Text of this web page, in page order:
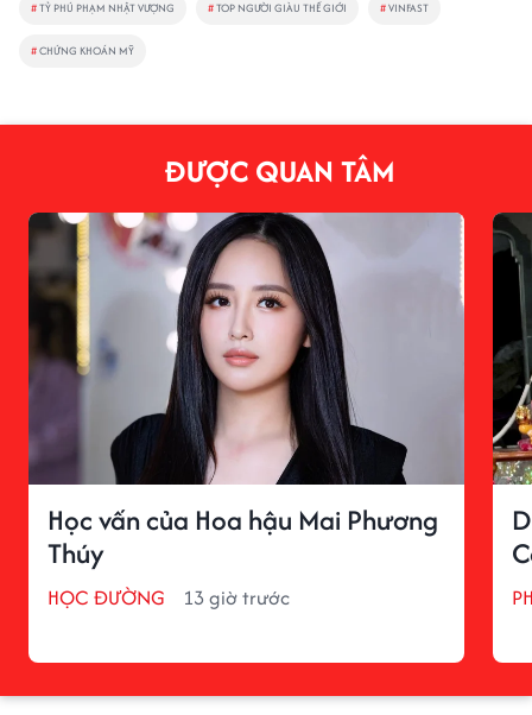
#TỶ PHÚ PHẠM NHẬT VƯỢNG #TOP NGƯỜI GIÀU THẾ GIỚI #VINFAST
#CHỨNG KHOÁN MỸ
ĐƯỢC QUAN TÂM
Học vấn của Hoa hậu Mai Phương
Thúy
HỌC ĐƯỜNG 13 giờ trước